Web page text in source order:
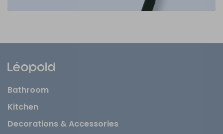
Bathroom
Kitchen
Decorations & Accessories